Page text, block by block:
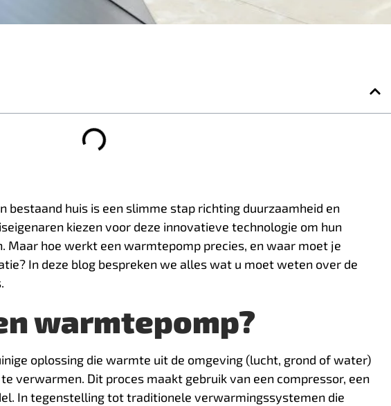
bestaand huis is een slimme stap richting duurzaamheid en
kiezen voor deze innovatieve technologie om hun
Maar hoe werkt een warmtepomp precies, en waar moet je
In deze blog bespreken we alles wat u moet weten over de
warmtepomp?
oplossing die warmte uit de omgeving (lucht, grond of water)
verwarmen. Dit proces maakt gebruik van een compressor, een
In tegenstelling tot traditionele verwarmingssystemen die